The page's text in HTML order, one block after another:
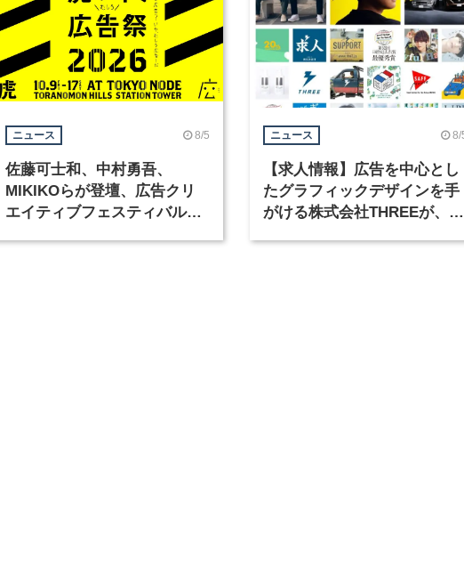
ニュース 8/5
佐藤可士和、中村勇吾、
MIKIKOらが登壇、広告クリ
エイティブフェスティバル
ニュース 8/
【求人情報】広告を中心とし
たグラフィックデザインを手
がける株式会社THREEが、グ